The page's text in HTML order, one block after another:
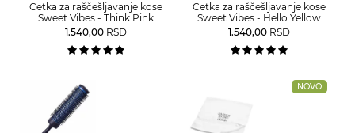
Četka za raščešljavanje kose
Sweet Vibes - Think Pink
1.540,00 RSD
Četka za raščešljavanje kose
Sweet Vibes - Hello Yellow
1.540,00 RSD
NOVO